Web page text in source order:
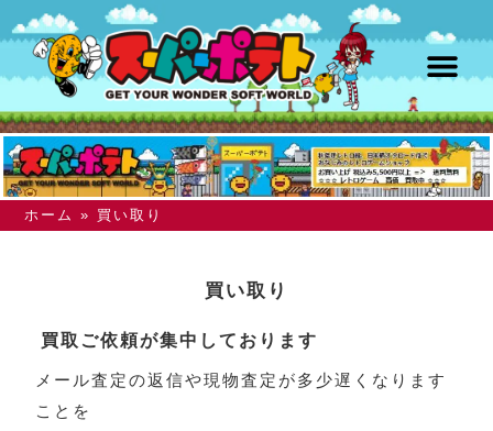
ホーム » 買い取り
買い取り
買取ご依頼が集中しております
メール査定の返信や現物査定が多少遅くなります
ことを